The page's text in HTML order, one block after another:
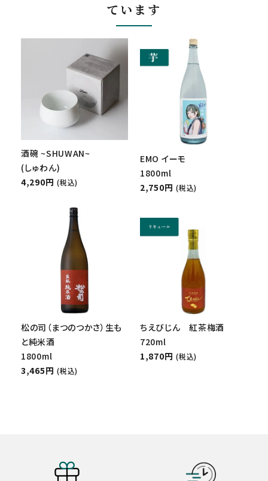
ています
酒碗 ~SHUWAN~
(しゅわん)
4,290円 (税込)
EMO イーモ
1800ml
2,750円 (税込)
松の司（まつのつかさ）生も
と純米酒
1800ml
3,465円 (税込)
ちえびじん 紅茶梅酒
720ml
1,870円 (税込)